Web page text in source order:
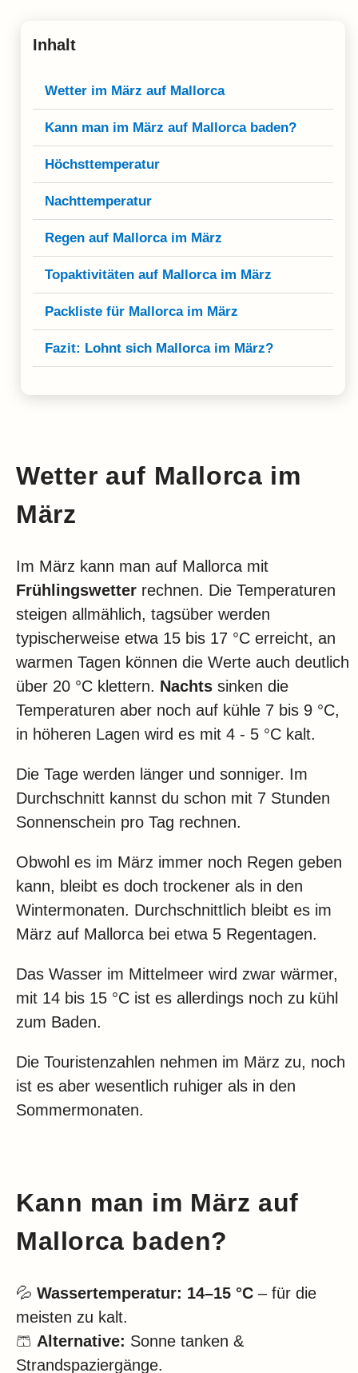
Inhalt
Wetter im März auf Mallorca
Kann man im März auf Mallorca baden?
Höchsttemperatur
Nachttemperatur
Regen auf Mallorca im März
Topaktivitäten auf Mallorca im März
Packliste für Mallorca im März
Fazit: Lohnt sich Mallorca im März?
Wetter auf Mallorca im
März
Im März kann man auf Mallorca mit
Frühlingswetter rechnen. Die Temperaturen
steigen allmählich, tagsüber werden
typischerweise etwa 15 bis 17 °C erreicht, an
warmen Tagen können die Werte auch deutlich
über 20 °C klettern. Nachts sinken die
Temperaturen aber noch auf kühle 7 bis 9 °C,
in höheren Lagen wird es mit 4 - 5 °C kalt.
Die Tage werden länger und sonniger. Im
Durchschnitt kannst du schon mit 7 Stunden
Sonnenschein pro Tag rechnen.
Obwohl es im März immer noch Regen geben
kann, bleibt es doch trockener als in den
Wintermonaten. Durchschnittlich bleibt es im
März auf Mallorca bei etwa 5 Regentagen.
Das Wasser im Mittelmeer wird zwar wärmer,
mit 14 bis 15 °C ist es allerdings noch zu kühl
zum Baden.
Die Touristenzahlen nehmen im März zu, noch
ist es aber wesentlich ruhiger als in den
Sommermonaten.
Kann man im März auf
Mallorca baden?
💦 Wassertemperatur: 14–15 °C – für die
meisten zu kalt.
🩳 Alternative: Sonne tanken &
Strandspaziergänge.